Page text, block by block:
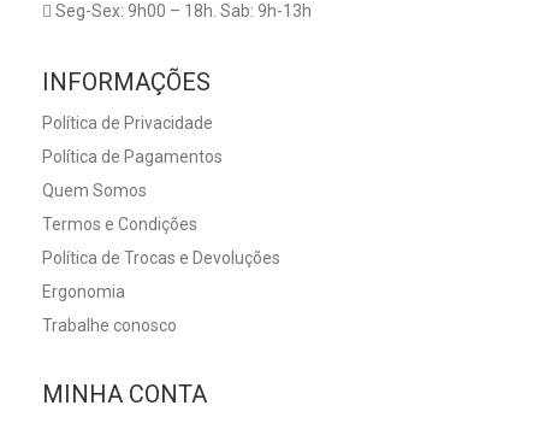
Seg-Sex: 9h00 – 18h. Sab: 9h-13h
INFORMAÇÕES
Política de Privacidade
Política de Pagamentos
Quem Somos
Termos e Condições
Política de Trocas e Devoluções
Ergonomia
Trabalhe conosco
MINHA CONTA